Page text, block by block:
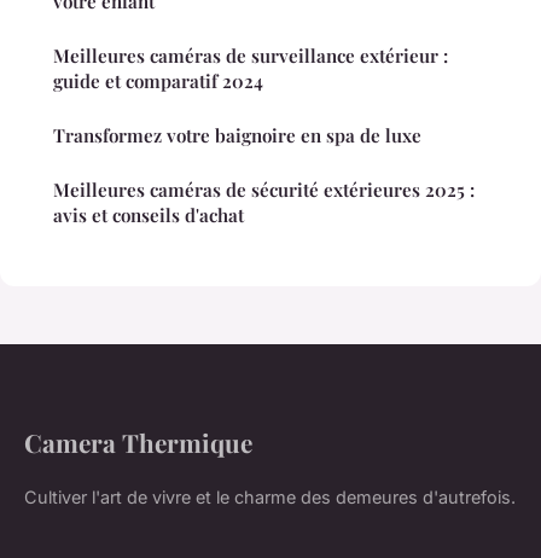
Meilleures caméras de surveillance extérieur :
guide et comparatif 2024
Transformez votre baignoire en spa de luxe
Meilleures caméras de sécurité extérieures 2025 :
avis et conseils d'achat
Camera Thermique
Cultiver l'art de vivre et le charme des demeures d'autrefois.